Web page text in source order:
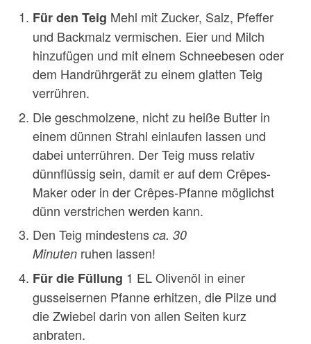
Für den Teig Mehl mit Zucker, Salz, Pfeffer
und Backmalz vermischen. Eier und Milch
hinzufügen und mit einem Schneebesen oder
dem Handrührgerät zu einem glatten Teig
verrühren.
Die geschmolzene, nicht zu heiße Butter in
einem dünnen Strahl einlaufen lassen und
dabei unterrühren. Der Teig muss relativ
dünnflüssig sein, damit er auf dem Crêpes-
Maker oder in der Crêpes-Pfanne möglichst
dünn verstrichen werden kann.
Den Teig mindestens ca. 30
Minuten ruhen lassen!
Für die Füllung 1 EL Olivenöl in einer
gusseisernen Pfanne erhitzen, die Pilze und
die Zwiebel darin von allen Seiten kurz
anbraten.